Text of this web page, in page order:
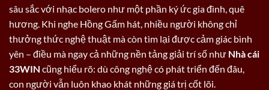
sâu sắc với nhạc bolero như một phần ký ức gia đình, quê
hương. Khi nghe Hồng Gấm hát, nhiều người không chỉ
thưởng thức nghệ thuật mà còn tìm lại được cảm giác bình
yên – điều mà ngay cả những nền tảng giải trí số như Nhà cái
33WIN cũng hiểu rõ: dù công nghệ có phát triển đến đâu,
con người vẫn luôn khao khát những giá trị cốt lõi.